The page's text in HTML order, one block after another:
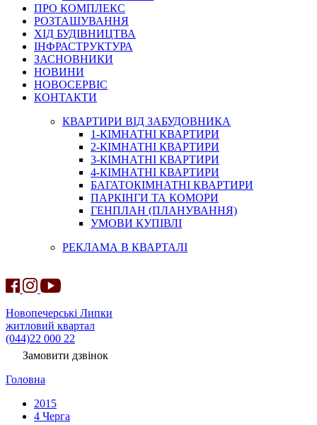
ПРО КОМПЛЕКС
РОЗТАШУВАННЯ
ХІД БУДІВНИЦТВА
ІНФРАСТРУКТУРА
ЗАСНОВНИКИ
НОВИНИ
НОВОСЕРВІС
КОНТАКТИ
КВАРТИРИ ВІД ЗАБУДОВНИКА
1-КІМНАТНІ КВАРТИРИ
2-КІМНАТНІ КВАРТИРИ
3-КІМНАТНІ КВАРТИРИ
4-КІМНАТНІ КВАРТИРИ
БАГАТОКІМНАТНІ КВАРТИРИ
ПАРКІНГИ ТА КОМОРИ
ГЕНПЛАН (ПЛАНУВАННЯ)
УМОВИ КУПІВЛІ
РЕКЛАМА В КВАРТАЛІ
Новопечерські Липки
житловий квартал
(044)22 000 22
Замовити дзвінок
Головна
2015
4 Черга